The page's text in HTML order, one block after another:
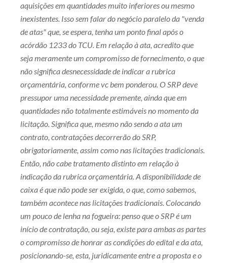
aquisições em quantidades muito inferiores ou mesmo
inexistentes. Isso sem falar do negócio paralelo da "venda
de atas" que, se espera, tenha um ponto final após o
acórdão 1233 do TCU. Em relação à ata, acredito que
seja meramente um compromisso de fornecimento, o que
não significa desnecessidade de indicar a rubrica
orçamentária, conforme vc bem ponderou. O SRP deve
pressupor uma necessidade premente, ainda que em
quantidades não totalmente estimáveis no momento da
licitação. Significa que, mesmo não sendo a ata um
contrato, contratações decorrerão do SRP,
obrigatoriamente, assim como nas licitações tradicionais.
Então, não cabe tratamento distinto em relação à
indicação da rubrica orçamentária. A disponibilidade de
caixa é que não pode ser exigida, o que, como sabemos,
também acontece nas licitações tradicionais. Colocando
um pouco de lenha na fogueira: penso que o SRP é um
início de contratação, ou seja, existe para ambas as partes
o compromisso de honrar as condições do edital e da ata,
posicionando-se, esta, juridicamente entre a proposta e o